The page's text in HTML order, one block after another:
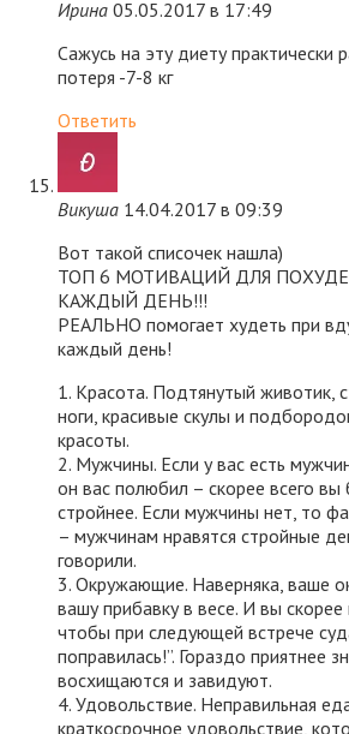
Ирина 05.05.2017 в 17:49
Сажусь на эту диету практически
потеря -7-8 кг
Ответить
Викуша 14.04.2017 в 09:39
Вот такой списочек нашла)
ТОП 6 МОТИВАЦИЙ ДЛЯ
КАЖДЫЙ ДЕНЬ!!!
РЕАЛЬНО помогает худеть при
каждый день!
1. Красота. Подтянутый животик,
ноги, красивые скулы и
красоты.
2. Мужчины. Если у вас есть
он вас полюбил – скорее всего вы
стройнее. Если мужчины нет, то
– мужчинам нравятся стройные
говорили.
3. Окружающие. Наверняка, ваше
вашу прибавку в весе. И вы скорее
чтобы при следующей встрече
поправилась!”. Гораздо приятнее
восхищаются и завидуют.
4. Удовольствие. Неправильная
краткосрочное удовольствие,